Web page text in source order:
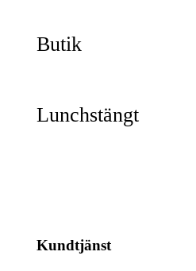
Butik
Lunchstängt
Kundtjänst